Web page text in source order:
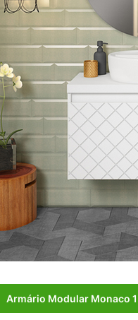
Armário Modular Monaco